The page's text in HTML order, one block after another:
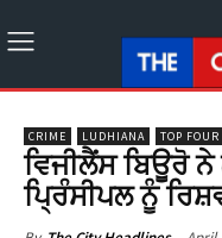
CRIME LUDHIANA TOP FOUR
ਵਿਜੀਲੈਂਸ ਬਿਊਰੋ
ਪ੍ਰਿੰਸੀਪਲ ਨੂੰ